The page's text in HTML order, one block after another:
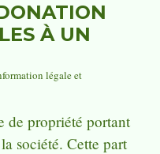
À UN
légale et
de propriété portant
société. Cette part